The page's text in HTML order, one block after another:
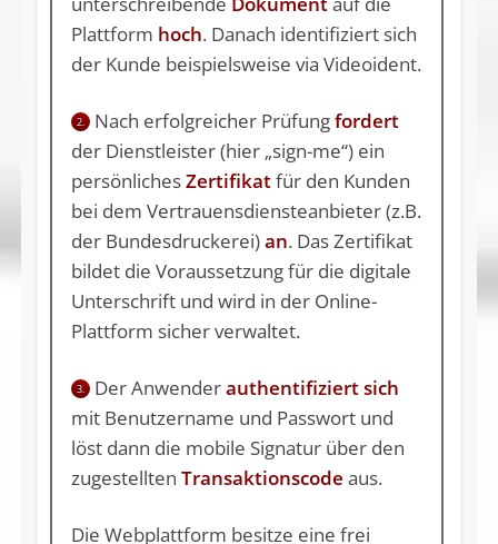
Plattform hoch. Danach identifiziert sich
der Kunde beispielsweise via Videoident.
2. Nach erfolgreicher Prüfungfordert
der Dienstleister (hier „sign-me“) ein
persönlichesZertifikatfür den Kunden
bei dem Vertrauensdiensteanbieter (z.B.
der Bundesdruckerei)an. Das Zertifikat
bildet die Voraussetzung für die digitale
Unterschrift und wird in der Online-
Plattform sicher verwaltet.
3. Der Anwenderauthentifiziert sich
mit Benutzername und Passwort und
löst dann die mobile Signatur über den
zugestelltenTransaktionscode aus.
Die Webplattform besitze eine frei